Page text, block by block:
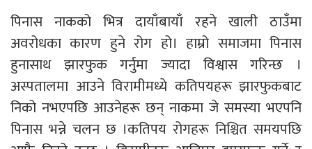
पिनास नाकको भित्र दायाँबायाँ रहने खाली ठाउँमा
अवरोधका कारण हुने रोग हो। हाम्रो समाजमा पिनास
हुनासाथ झारफुक गर्नुमा ज्यादा विश्वास गरिन्छ ।
अस्पतालमा आउने विरामीमध्ये कतिपयहरू झारफुकबाट
निको नभएपछि आउनेहरू छन् नाकमा जे समस्या भएपनि
पिनास भन्ने चलन छ ।कतिपय रोगहरू निश्चित समयपछि